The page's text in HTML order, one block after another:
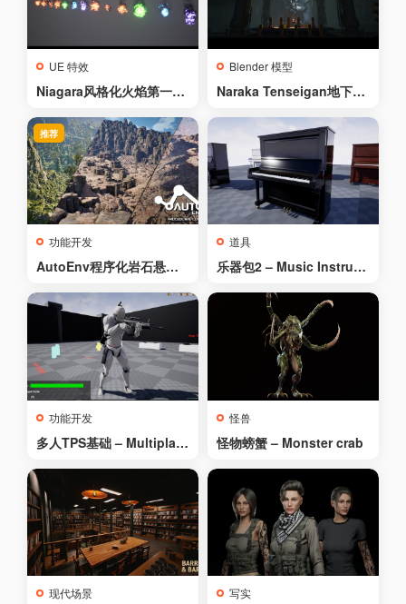
UE 特效
Niagara风格化火焰第一卷
ol. 1
Blender 模型
Naraka Tenseigan地下城
Dungeon Scene
功能开发
AutoEnv程序化岩石悬崖 –
k Cliffs
推荐
道具
乐器包2 – Music Instrum
功能开发
多人TPS基础 – Multiplay
怪兽
怪物螃蟹 – Monster crab
现代场景 写实